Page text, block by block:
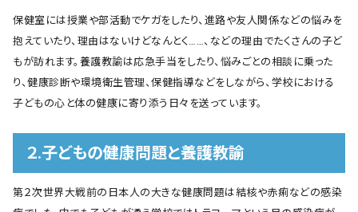
保健室には授業や部活動でケガをしたり、進路や友人関係などの悩みを
抱えていたり、理由はないけどなんとく……、などの理由でたくさんの子ど
もが訪れます。養護教諭は応急手当をしたり、悩みごとの相談に乗った
り、健康診断や環境衛生管理、保健指導などをしながら、学校における
子どもの心と体の健康に寄り添う日々を送っています。
２.子どもの健康問題と養護教諭
第２次世界大戦前の日本人の大きな健康問題は結核や赤痢などの感染